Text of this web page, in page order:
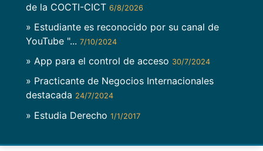
de la COCTI-CICT 6/8/2026
» Estudiante es reconocido por su canal de
YouTube "... 7/10/2024
» App para el control de acceso 30/7/2024
» Practicante de Negocios Internacionales
destacada 24/7/2024
» Estudia Derecho 1/1/2017